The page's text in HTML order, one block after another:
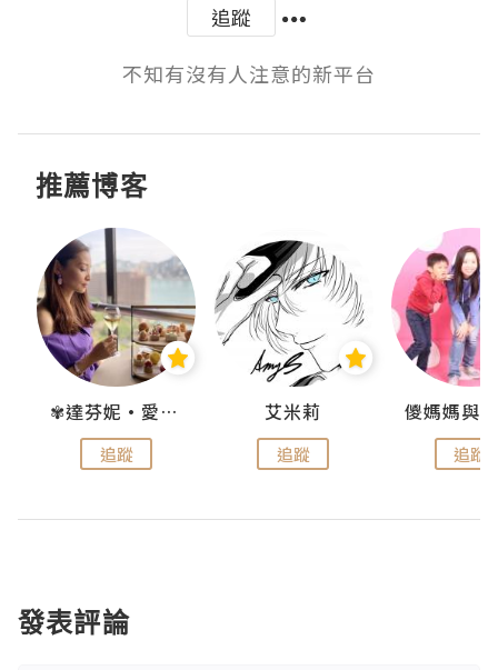
追蹤
不知有沒有人注意的新平台
推薦博客
✾達芬妮•愛孩子•愛生活✾
追蹤
艾米莉
追蹤 追蹤
發表評論